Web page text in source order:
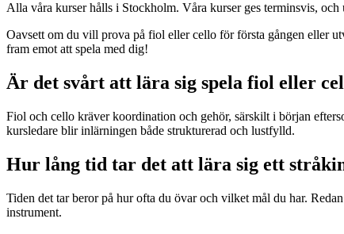
Alla våra kurser hålls i Stockholm. Våra kurser ges terminsvis,
Oavsett om du vill prova på fiol eller cello för första gången eller
fram emot att spela med dig!
Är det svårt att lära sig spela fiol eller
Fiol och cello kräver koordination och gehör, särskilt i början
kursledare blir inlärningen både strukturerad och lustfylld.
Hur lång tid tar det att lära sig ett
Tiden det tar beror på hur ofta du övar och vilket mål du har.
instrument.